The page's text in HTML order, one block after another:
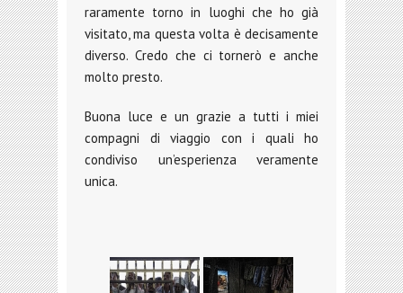
raramente torno in luoghi che ho già
visitato, ma questa volta è decisamente
diverso. Credo che ci tornerò e anche
molto presto.
Buona luce e un grazie a tutti i miei
compagni di viaggio con i quali ho
condiviso un’esperienza veramente
unica.